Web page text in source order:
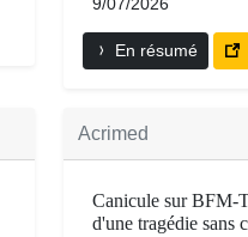
En résumé
Acrimed
Canicule sur BFM-
d'une tragédie sans